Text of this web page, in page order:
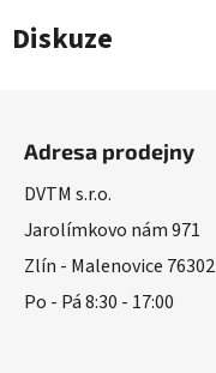
Diskuze
Adresa prodejny
DVTM s.r.o.
Jarolímkovo nám 971
Zlín - Malenovice 76302
Po - Pá 8:30 - 17:00